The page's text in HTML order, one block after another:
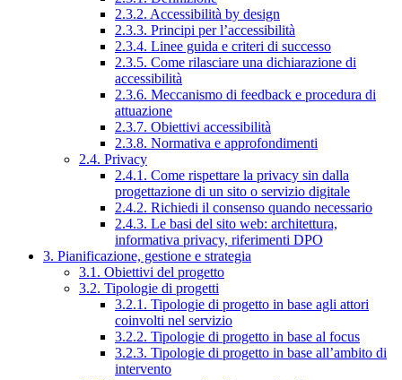
2.3.2. Accessibilità by design
2.3.3. Principi per l’accessibilità
2.3.4. Linee guida e criteri di successo
2.3.5. Come rilasciare una dichiarazione di
accessibilità
2.3.6. Meccanismo di feedback e procedura di
attuazione
2.3.7. Obiettivi accessibilità
2.3.8. Normativa e approfondimenti
2.4. Privacy
2.4.1. Come rispettare la privacy sin dalla
progettazione di un sito o servizio digitale
2.4.2. Richiedi il consenso quando necessario
2.4.3. Le basi del sito web: architettura,
informativa privacy, riferimenti DPO
3. Pianificazione, gestione e strategia
3.1. Obiettivi del progetto
3.2. Tipologie di progetti
3.2.1. Tipologie di progetto in base agli attori
coinvolti nel servizio
3.2.2. Tipologie di progetto in base al focus
3.2.3. Tipologie di progetto in base all’ambito di
intervento